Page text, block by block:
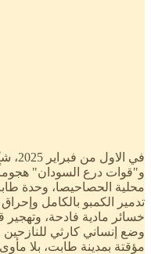
في
و"قوات درع السودان"
محلية الحصاحيصا، وحدة
تدمير الكمبو بالكامل
خسائر مادية فادحة،
وضع إنساني كارثي
مؤقتة بمدينة طابت، بلا